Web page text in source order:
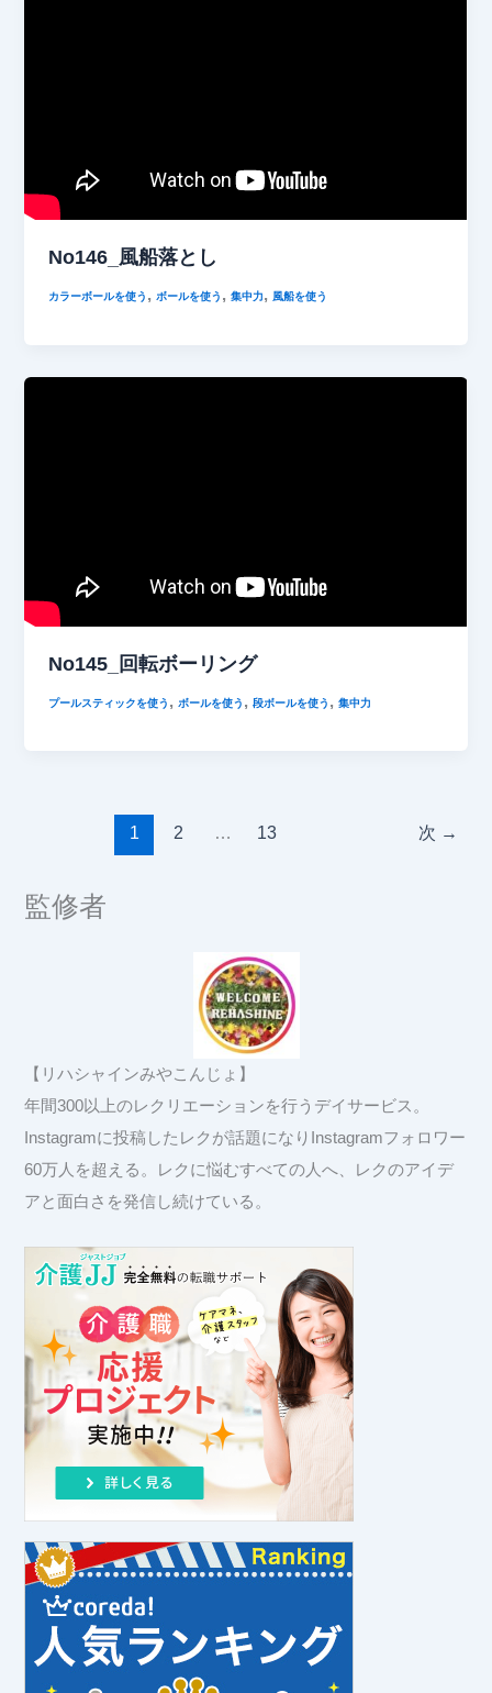
No146_風船落とし
カラーボールを使う , ボールを使う ,集中力, 風船を使う
No145_回転ボーリング
プールスティックを使う , ボールを使う ,段ボールを使う ,集中力
1 2 … 13 次 →
監修者
【リハシャインみやこんじょ】
年間300以上のレクリエーションを行うデイサービス。
Instagramに投稿したレクが話題になりInstagramフォロワー
60万人を超える。レクに悩むすべての人へ、レクのアイデ
アと面白さを発信し続けている。